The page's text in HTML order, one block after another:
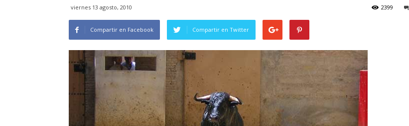
viernes 13 agosto, 2010 2399
Compartir en Facebook Compartir en Twitter